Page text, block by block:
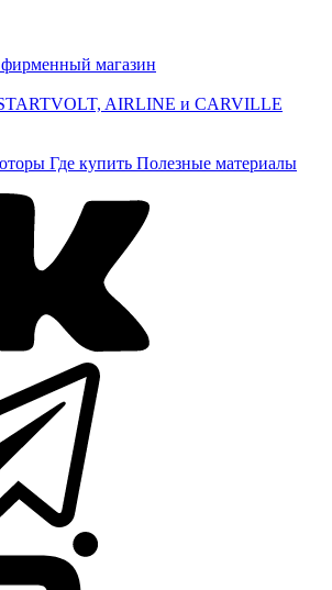
магазин
AIRLINE и CARVILLE
Где купить Полезные материалы